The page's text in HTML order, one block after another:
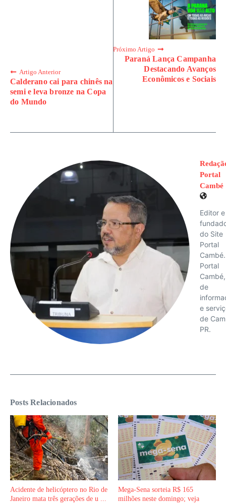
Artigo Anterior
Calderano cai para chinês na
semi e leva bronze na Copa
do Mundo
Próximo Artigo
Paraná Lança Campanha
Destacando Avanços
Econômicos e Sociais
Portal
Cambé
Editor e
do Site
Portal
Cambé.
Portal
de
e
de
PR.
Posts Relacionados
Acidente de helicóptero no Rio de
Janeiro mata três gerações de u ...
Mega-Sena sorteia R$ 165
milhões neste domingo; veja